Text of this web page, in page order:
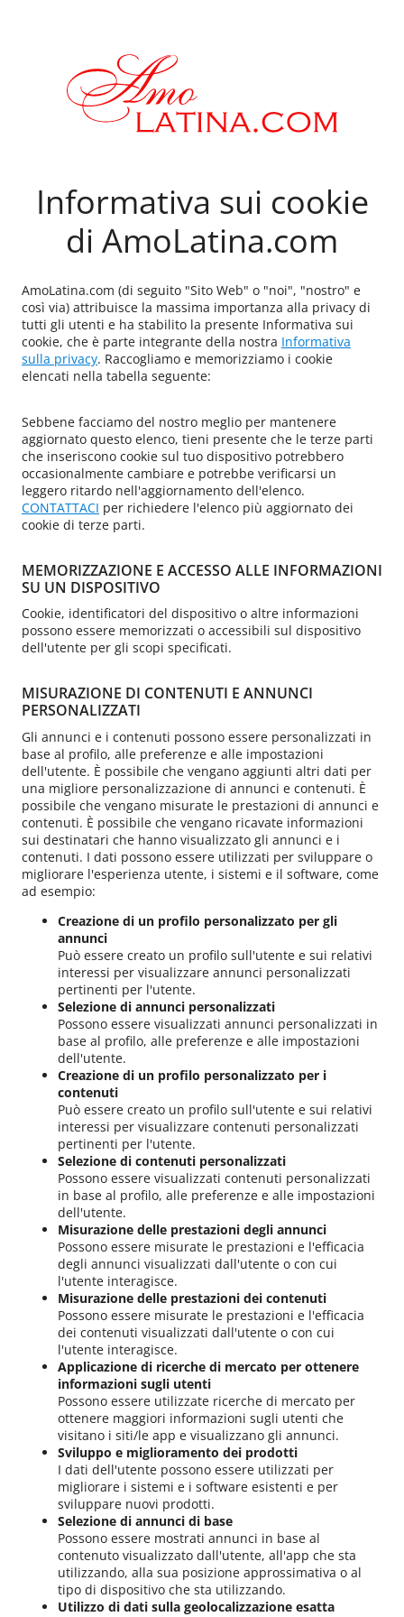
Informativa sui cookie
di AmoLatina.com
AmoLatina.com (di seguito "Sito Web" o "noi", "nostro" e
così via) attribuisce la massima importanza alla privacy di
tutti gli utenti e ha stabilito la presente Informativa sui
cookie, che è parte integrante della nostra Informativa
sulla privacy. Raccogliamo e memorizziamo i cookie
elencati nella tabella seguente:
Sebbene facciamo del nostro meglio per mantenere
aggiornato questo elenco, tieni presente che le terze parti
che inseriscono cookie sul tuo dispositivo potrebbero
occasionalmente cambiare e potrebbe verificarsi un
leggero ritardo nell'aggiornamento dell'elenco.
CONTATTACI per richiedere l'elenco più aggiornato dei
cookie di terze parti.
MEMORIZZAZIONE E ACCESSO ALLE INFORMAZIONI
SU UN DISPOSITIVO
Cookie, identificatori del dispositivo o altre informazioni
possono essere memorizzati o accessibili sul dispositivo
dell'utente per gli scopi specificati.
MISURAZIONE DI CONTENUTI E ANNUNCI
PERSONALIZZATI
Gli annunci e i contenuti possono essere personalizzati in
base al profilo, alle preferenze e alle impostazioni
dell'utente. È possibile che vengano aggiunti altri dati per
una migliore personalizzazione di annunci e contenuti. È
possibile che vengano misurate le prestazioni di annunci e
contenuti. È possibile che vengano ricavate informazioni
sui destinatari che hanno visualizzato gli annunci e i
contenuti. I dati possono essere utilizzati per sviluppare o
migliorare l'esperienza utente, i sistemi e il software, come
ad esempio:
Creazione di un profilo personalizzato per gli
annunci
Può essere creato un profilo sull'utente e sui relativi
interessi per visualizzare annunci personalizzati
pertinenti per l'utente.
Selezione di annunci personalizzati
Possono essere visualizzati annunci personalizzati in
base al profilo, alle preferenze e alle impostazioni
dell'utente.
Creazione di un profilo personalizzato per i
contenuti
Può essere creato un profilo sull'utente e sui relativi
interessi per visualizzare contenuti personalizzati
pertinenti per l'utente.
Selezione di contenuti personalizzati
Possono essere visualizzati contenuti personalizzati
in base al profilo, alle preferenze e alle impostazioni
dell'utente.
Misurazione delle prestazioni degli annunci
Possono essere misurate le prestazioni e l'efficacia
degli annunci visualizzati dall'utente o con cui
l'utente interagisce.
Misurazione delle prestazioni dei contenuti
Possono essere misurate le prestazioni e l'efficacia
dei contenuti visualizzati dall'utente o con cui
l'utente interagisce.
Applicazione di ricerche di mercato per ottenere
informazioni sugli utenti
Possono essere utilizzate ricerche di mercato per
ottenere maggiori informazioni sugli utenti che
visitano i siti/le app e visualizzano gli annunci.
Sviluppo e miglioramento dei prodotti
I dati dell'utente possono essere utilizzati per
migliorare i sistemi e i software esistenti e per
sviluppare nuovi prodotti.
Selezione di annunci di base
Possono essere mostrati annunci in base al
contenuto visualizzato dall'utente, all'app che sta
utilizzando, alla sua posizione approssimativa o al
tipo di dispositivo che sta utilizzando.
Utilizzo di dati sulla geolocalizzazione esatta